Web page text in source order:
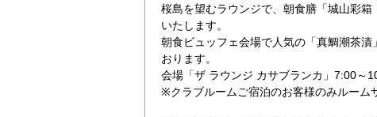
桜島を望むラウンジで、朝食膳「城山彩
いたします。
朝食ビュッフェ会場で人気の「真鯛潮茶
おります。
会場「ザ ラウンジ カサブランカ」7:00～
※クラブルームご宿泊のお客様のみルーム